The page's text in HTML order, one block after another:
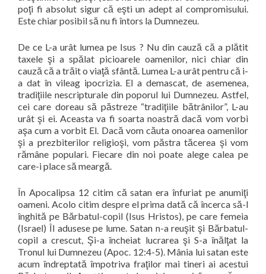
poţi fi absolut sigur că eşti un adept al compromisului.
Este chiar posibil să nu fi întors la Dumnezeu.
De ce L-a urât lumea pe Isus ? Nu din cauză că a plătit
taxele şi a spălat picioarele oamenilor, nici chiar din
cauză că a trăit o viaţă sfântă. Lumea L-a urât pentru că i-
a dat în vileag ipocrizia. El a demascat, de asemenea,
tradiţiile nescripturale din poporul lui Dumnezeu. Astfel,
cei care doreau să păstreze “tradiţiile bătrânilor”, L-au
urât şi ei. Aceasta va fi soarta noastră dacă vom vorbi
aşacum a vorbit El. Dacă vom căuta onoarea oamenilor
şi a prezbiterilor religioşi, vom păstra tăcerea şi vom
rămâne populari. Fiecare din noi poate alege calea pe
care-i place să meargă.
În Apocalipsa 12 citim că satan era înfuriat pe anumiţi
oameni. Acolo citim despre el prima dată că încerca să-l
înghită pe Bărbatul-copil (Isus Hristos), pe care femeia
(Israel) Îl adusese pe lume. Satan n-a reuşit şi Bărbatul-
copil a crescut, Şi-a încheiat lucrarea şi S-a înălţat la
Tronul lui Dumnezeu (Apoc. 12:4-5). Mânia lui satan este
acum îndreptată împotriva fraţilor mai tineri ai acestui